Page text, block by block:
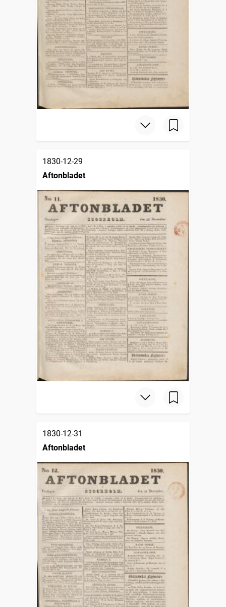
1830-12-29
Aftonbladet
1830-12-31
Aftonbladet